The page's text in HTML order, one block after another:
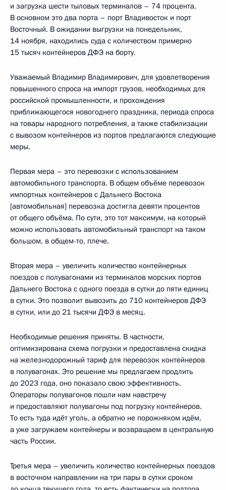
и загрузка шести тыловых терминалов – 74 процента.
В основном это два порта – порт Владивосток и порт
Восточный. В ожидании выгрузки на понедельник,
14 ноября, находились суда с количеством примерно
15 тысяч контейнеров ДФЭ на борту.
Уважаемый Владимир Владимирович, для удовлетворения
повышенного спроса на импорт грузов, необходимых для
российской промышленности, и прохождения
приближающегося новогоднего праздника, периода спроса
на товары народного потребления, а также стабилизации
с вывозом контейнеров из портов предлагаются следующие
меры.
Первая мера – это перевозки с использованием
автомобильного транспорта. В общем объёме перевозок
импортных контейнеров с Дальнего Востока
[автомобильная] перевозка достигла девяти процентов
от общего объёма. По сути, это тот максимум, на который
можно использовать автомобильный транспорт на таком
большом, в общем-то, плече.
Вторая мера – увеличить количество контейнерных
поездов с полувагонами из терминалов морских портов
Дальнего Востока с одного поезда в сутки до пяти единиц
в сутки. Это позволит вывозить до 710 контейнеров ДФЭ
в сутки, или до 21 тысячи ДФЭ в месяц.
Необходимые решения приняты. В частности,
оптимизирована схема погрузки и предоставлена скидка
на железнодорожный тариф для перевозок контейнеров
в полувагонах. Это решение мы предлагаем продлить
до 2023 года, оно показало свою эффективность.
Операторы полувагонов пошли нам навстречу
и предоставляют полувагоны под погрузку контейнеров.
То есть туда идёт уголь, а обратно не порожняком идём,
а уже загружаем контейнеры и возвращаем в центральную
часть России.
Третья мера – увеличить количество контейнерных поездов
в восточном направлении на три пары в сутки сроком